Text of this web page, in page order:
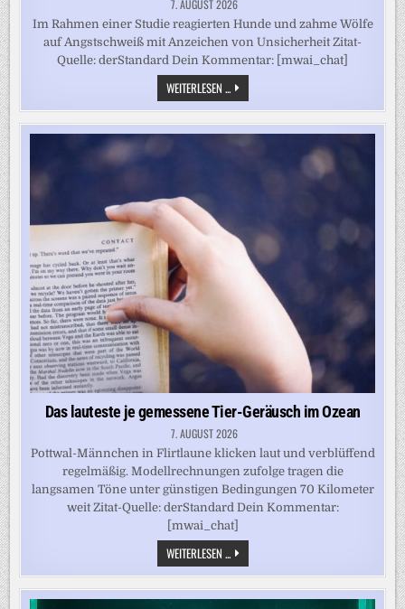
7. AUGUST 2026
Im Rahmen einer Studie reagierten Hunde und zahme Wölfe
auf Angstschweiß mit Anzeichen von Unsicherheit Zitat-
Quelle: derStandard Dein Kommentar: [mwai_chat]
WEITERLESEN ...MENSCHLICHER
ANGSTSCHWEISS L
ÄSST W
EDER H
UNDE N
OCH W
Das lauteste je gemessene Tier-Geräusch im Ozean
7. AUGUST 2026
Pottwal-Männchen in Flirtlaune klicken laut und verblüffend
regelmäßig. Modellrechnungen zufolge tragen die
langsamen Töne unter günstigen Bedingungen 70 Kilometer
weit Zitat-Quelle: derStandard Dein Kommentar:
[mwai_chat]
WEITERLESEN ... DAS
LAUTESTE
JE
GEMESSENE
TIER-